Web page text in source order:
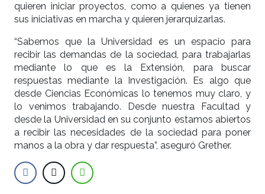
quieren iniciar proyectos, como a quienes ya tienen
sus iniciativas en marcha y quieren jerarquizarlas.
“Sabemos que la Universidad es un espacio para
recibir las demandas de la sociedad, para trabajarlas
mediante lo que es la Extensión, para buscar
respuestas mediante la Investigación. Es algo que
desde Ciencias Económicas lo tenemos muy claro, y
lo venimos trabajando. Desde nuestra Facultad y
desde la Universidad en su conjunto estamos abiertos
a recibir las necesidades de la sociedad para poner
manos a la obra y dar respuesta”, aseguró Grether.